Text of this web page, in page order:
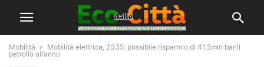
Mobilità
Mobilità elettrica, 2035: possibile risparmio di 41,5mln barili
petrolio all’anno